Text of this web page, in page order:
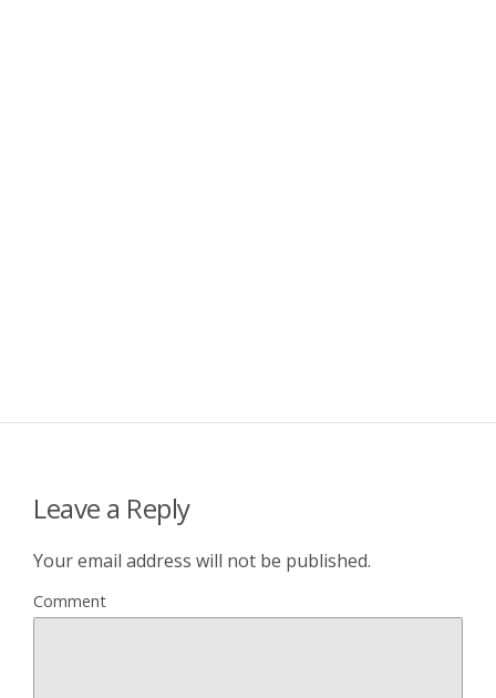
Leave a Reply
Your email address will not be published.
Comment